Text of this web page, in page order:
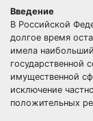
Введение
В Российской
долгое время
имела
государственной
имущественной
исключение
положительных